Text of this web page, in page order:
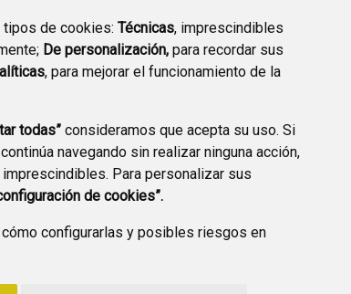
de cookies: Técnicas, imprescindibles
De personalización, para recordar sus
, para mejorar el funcionamiento de la
todas” consideramos que acepta su uso. Si
navegando sin realizar ninguna acción,
Para personalizar sus
de cookies”.
configurarlas y posibles riesgos en
PLAN DE ACCIÓN LOCAL
2030
ACCESIBILIDAD POLÍTICA DE COOKIES